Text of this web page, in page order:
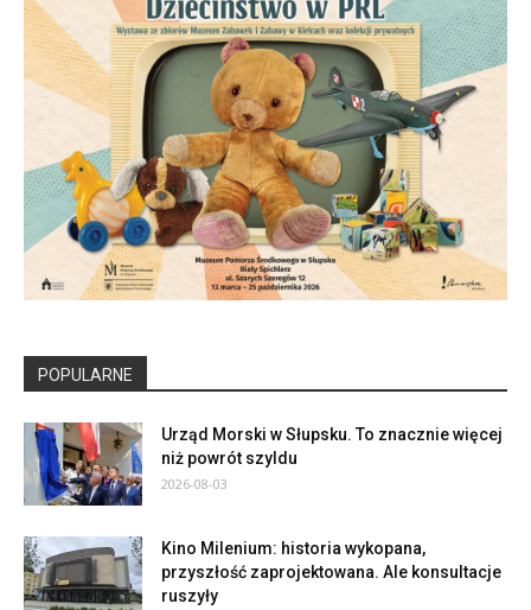
POPULARNE
Urząd Morski w Słupsku. To znacznie więcej
niż powrót szyldu
2026-08-03
Kino Milenium: historia wykopana,
przyszłość zaprojektowana. Ale konsultacje
ruszyły